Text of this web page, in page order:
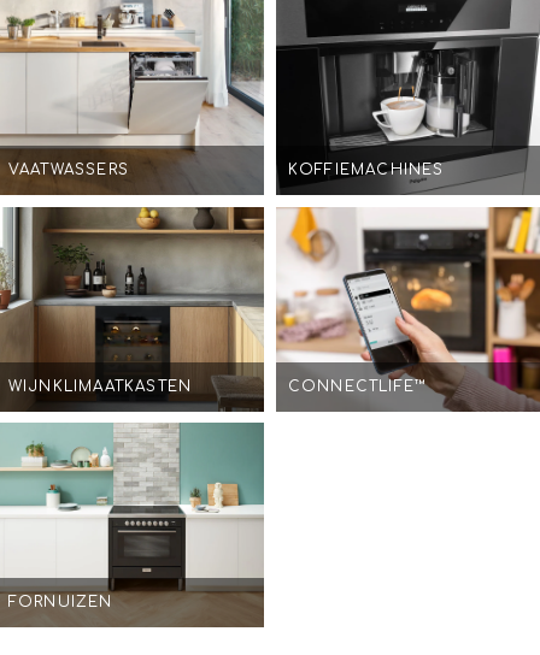
VAATWASSERS KOFFIEMACHINES
WIJNKLIMAATKASTEN CONNECTLIFE™
FORNUIZEN